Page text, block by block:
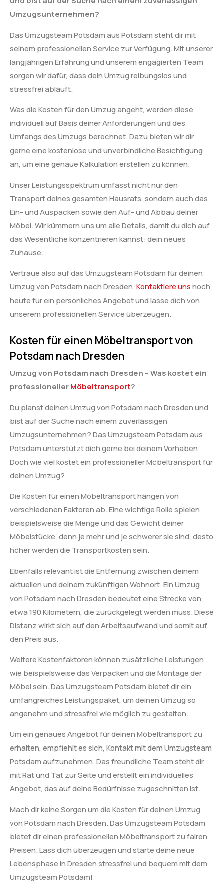
Umzugsunternehmen?
Das Umzugsteam Potsdam aus Potsdam steht dir mit
seinem professionellen Service zur Verfügung. Mit unserer
langjährigen Erfahrung und unserem engagierten Team
sorgen wir dafür, dass dein Umzug reibungslos und
stressfrei abläuft.
Was die Kosten für den Umzug angeht, werden diese
individuell auf Basis deiner Anforderungen und des
Umfangs des Umzugs berechnet. Dazu bieten wir dir
gerne eine kostenlose und unverbindliche Besichtigung
an, um eine genaue Kalkulation erstellen zu können.
Unser Leistungsspektrum umfasst nicht nur den
Transport deines gesamten Hausrats, sondern auch das
Ein- und Auspacken sowie den Auf- und Abbau deiner
Möbel. Wir kümmern uns um alle Details, damit du dich auf
das Wesentliche konzentrieren kannst: dein neues
Zuhause.
Vertraue also auf das Umzugsteam Potsdam für deinen
Umzug von Potsdam nach Dresden.Kontaktiere unsnoch
heute für ein persönliches Angebot und lasse dich von
unserem professionellen Service überzeugen.
Kosten für einen Möbeltransport von
Potsdam nach Dresden
Umzug von Potsdam nach Dresden – Was kostet ein
professionellerMöbeltransport?
Du planst deinen Umzug von Potsdam nach Dresden und
bist auf der Suche nach einem zuverlässigen
Umzugsunternehmen? Das Umzugsteam Potsdam aus
Potsdam unterstützt dich gerne bei deinem Vorhaben.
Doch wie viel kostet ein professioneller Möbeltransport für
deinen Umzug?
Die Kosten für einen Möbeltransport hängen von
verschiedenen Faktoren ab. Eine wichtige Rolle spielen
beispielsweise die Menge und das Gewicht deiner
Möbelstücke, denn je mehr und je schwerer sie sind, desto
höher werden die Transportkosten sein.
Ebenfalls relevant ist die Entfernung zwischen deinem
aktuellen und deinem zukünftigen Wohnort. Ein Umzug
von Potsdam nach Dresden bedeutet eine Strecke von
etwa 190 Kilometern, die zurückgelegt werden muss. Diese
Distanz wirkt sich auf den Arbeitsaufwand und somit auf
den Preis aus.
Weitere Kostenfaktoren können zusätzliche Leistungen
wie beispielsweise das Verpacken und die Montage der
Möbel sein. Das Umzugsteam Potsdam bietet dir ein
umfangreiches Leistungspaket, um deinen Umzug so
angenehm und stressfrei wie möglich zu gestalten.
Um ein genaues Angebot für deinen Möbeltransport zu
erhalten, empfiehlt es sich, Kontakt mit dem Umzugsteam
Potsdam aufzunehmen. Das freundliche Team steht dir
mit Rat und Tat zur Seite und erstellt ein individuelles
Angebot, das auf deine Bedürfnisse zugeschnitten ist.
Mach dir keine Sorgen um die Kosten für deinen Umzug
von Potsdam nach Dresden. Das Umzugsteam Potsdam
bietet dir einen professionellen Möbeltransport zu fairen
Preisen. Lass dich überzeugen und starte deine neue
Lebensphase in Dresden stressfrei und bequem mit dem
Umzugsteam Potsdam!